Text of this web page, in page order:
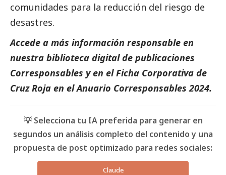
comunidades para la reducción del riesgo de
desastres.
Accede a más información responsable en
nuestra biblioteca digital de publicaciones
Corresponsables y en elFicha Corporativa de
Cruz Roja en elAnuario Corresponsables 2024.
💡 Selecciona tu IA preferida para generar en
segundos un análisis completo del contenido y una
propuesta de post optimizado para redes sociales:
Claude